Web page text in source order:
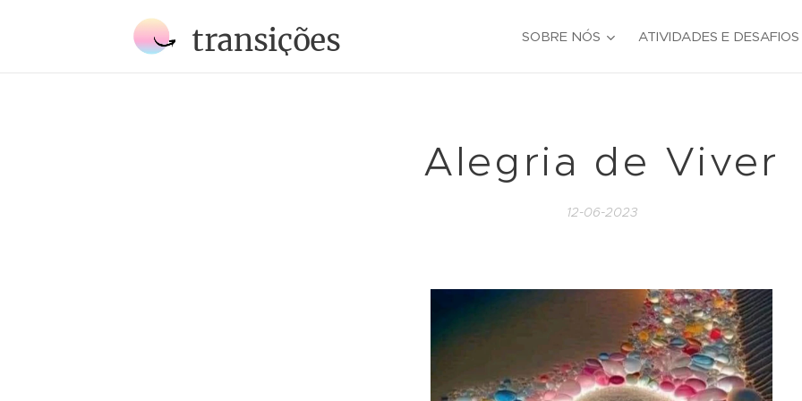
transições SOBRE NÓS ATIVIDADES E DESAFIOS
Alegria de Viver
12-06-2023